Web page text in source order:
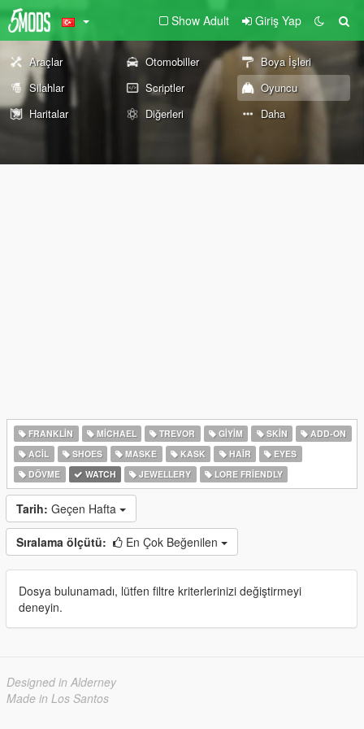
Show Adult Giriş Yap
Araçlar Otomobiller
Boya İşleri
Silahlar
Scriptler
Oyuncu
Haritalar
Diğerleri Daha
FRANKLIN MICHAEL TREVOR GIYIM SKIN
ADD-ON
ACIL
SHOES MASKE KASK HAIR
EYES
DÖVME
WATCH JEWELLERY LORE FRIENDLY
Tarih: Geçen Hafta
Sıralama ölçütü: En Çok Beğenilen
Dosya bulunamadı, lütfen filtre kriterlerinizi değiştirmeyi
deneyin.
Designed in Alderney
Made in Los Santos